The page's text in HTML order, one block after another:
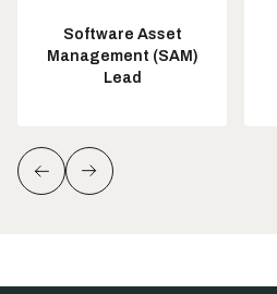
Software Asset
Management (SAM)
Lead